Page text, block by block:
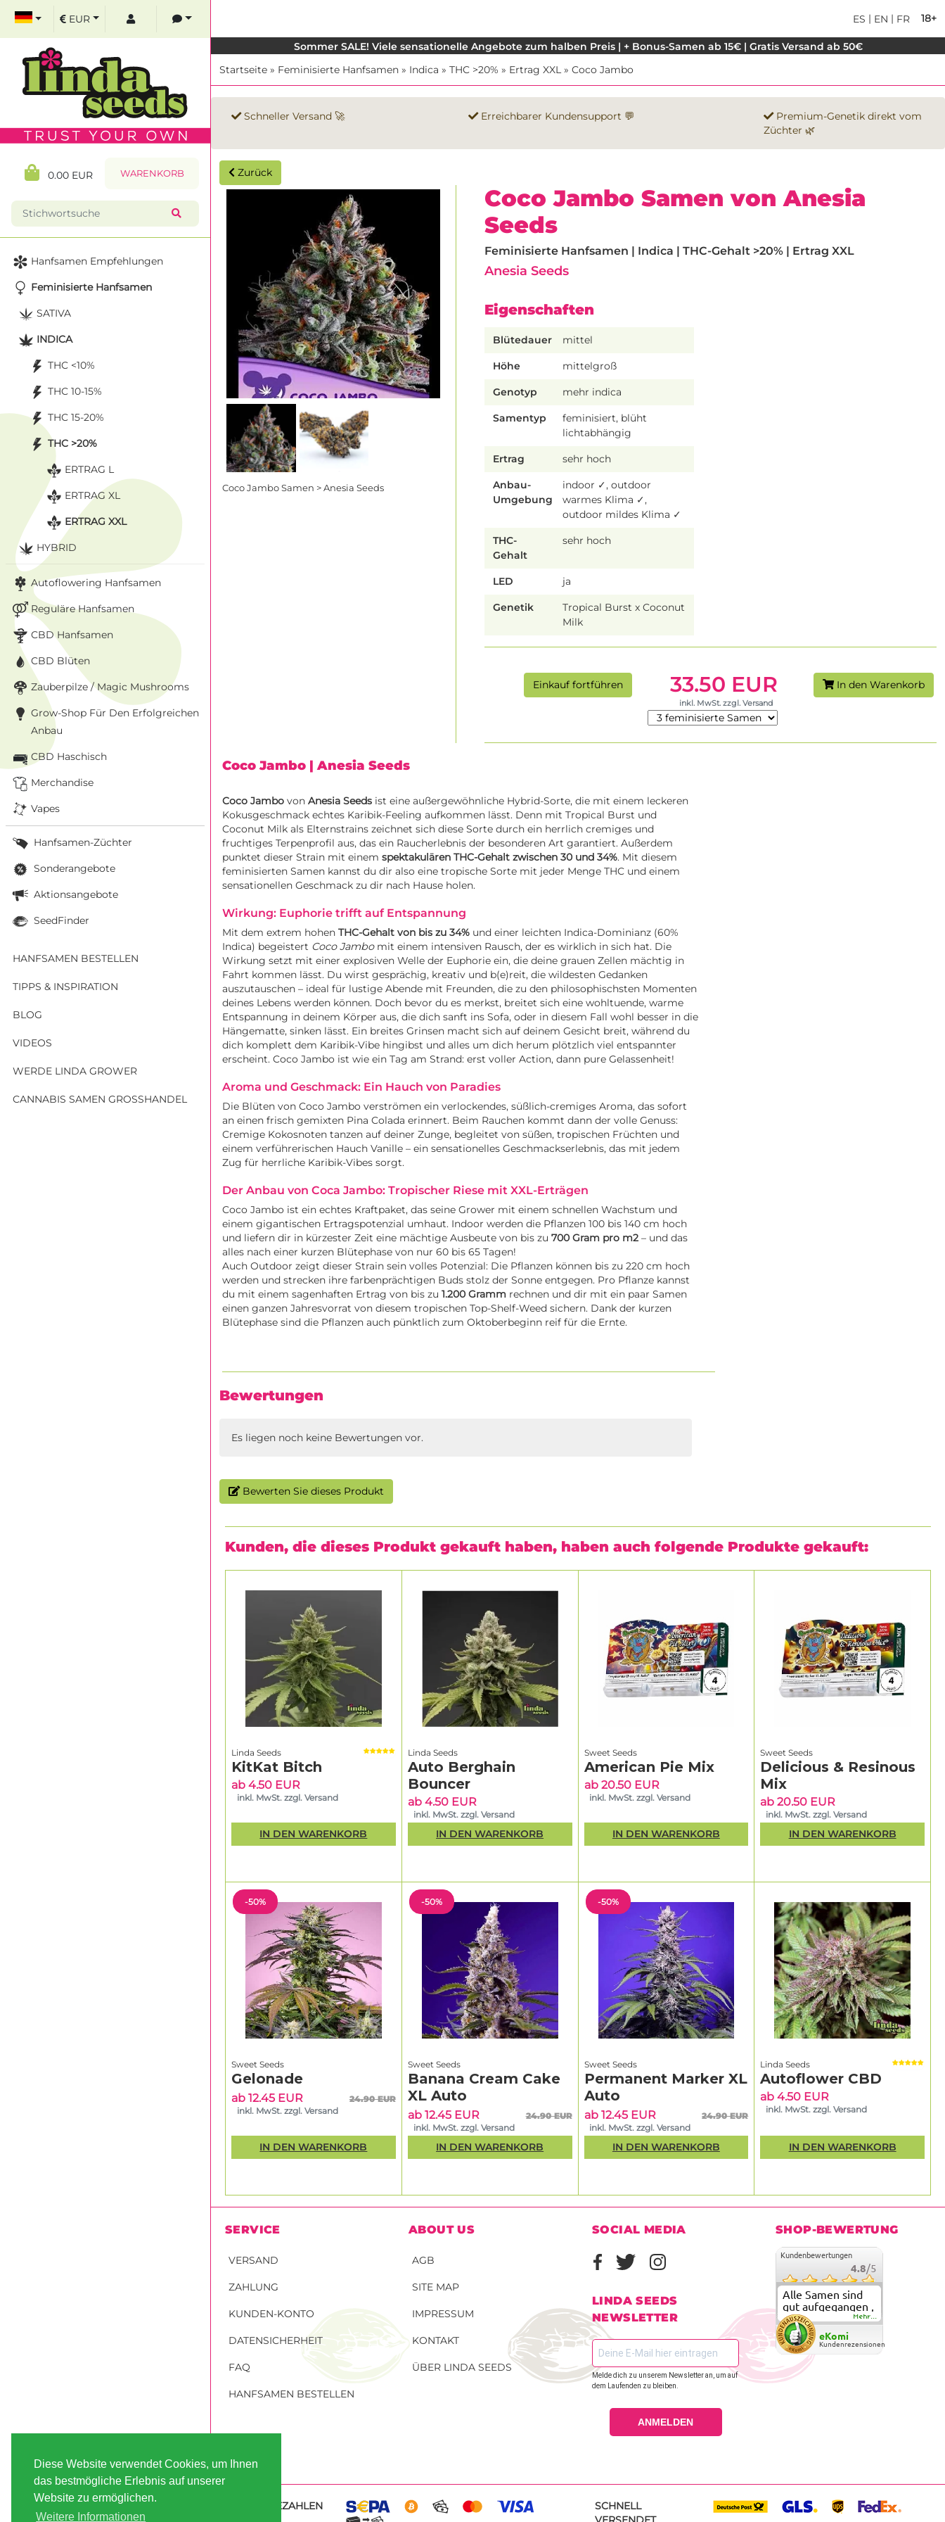
Diese Website verwendet Cookies, um Ihnen
das bestmögliche Erlebnis auf unserer
Website zu ermöglichen.
Weitere Informationen
18+
ES | EN | FR
Sommer SALE! Viele sensationelle Angebote zum halben Preis | + Bonus-Samen ab 15€ | Gratis Versand ab 50€
Startseite » Feminisierte Hanfsamen » Indica » THC >20% » Ertrag XXL » Coco Jambo
Schneller Versand 🚀 Erreichbarer Kundensupport 💬
Premium-Genetik direkt vom
Züchter 🌿
Zurück
Coco Jambo Samen > Anesia Seeds
Coco Jambo Samen von Anesia
Seeds
Feminisierte Hanfsamen | Indica | THC-Gehalt >20% | Ertrag XXL
Anesia Seeds
Eigenschaften
Blütedauer mittel
Höhe mittelgroß
Genotyp mehr indica
Samentyp
feminisiert, blüht
lichtabhängig
Ertrag sehr hoch
Anbau-
Umgebung
indoor ✓, outdoor
warmes Klima ✓,
outdoor mildes Klima ✓
THC-
Gehalt
sehr hoch
LED ja
Genetik
Tropical Burst x Coconut
Milk
Einkauf fortführen 33.50 EUR
inkl. MwSt. zzgl. Versand
In den Warenkorb
Coco Jambo | Anesia Seeds
Coco Jambo von Anesia Seeds ist eine außergewöhnliche Hybrid-Sorte, die mit einem leckeren
Kokusgeschmack echtes Karibik-Feeling aufkommen lässt. Denn mit Tropical Burst und
Coconut Milk als Elternstrains zeichnet sich diese Sorte durch ein herrlich cremiges und
fruchtiges Terpenprofil aus, das ein Raucherlebnis der besonderen Art garantiert. Außerdem
punktet dieser Strain mit einem spektakulären THC-Gehalt zwischen 30 und 34%. Mit diesem
feminisierten Samen kannst du dir also eine tropische Sorte mit jeder Menge THC und einem
sensationellen Geschmack zu dir nach Hause holen.
Wirkung: Euphorie trifft auf Entspannung
Mit dem extrem hohen THC-Gehalt von bis zu 34% und einer leichten Indica-Dominianz (60%
Indica) begeistert Coco Jambomit einem intensiven Rausch, der es wirklich in sich hat. Die
Wirkung setzt mit einer explosiven Welle der Euphorie ein, die deine grauen Zellen mächtig in
Fahrt kommen lässt. Du wirst gesprächig, kreativ und b(e)reit, die wildesten Gedanken
auszutauschen – ideal für lustige Abende mit Freunden, die zu den philosophischsten Momenten
deines Lebens werden können. Doch bevor du es merkst, breitet sich eine wohltuende, warme
Entspannung in deinem Körper aus, die dich sanft ins Sofa, oder in diesem Fall wohl besser in die
Hängematte, sinken lässt. Ein breites Grinsen macht sich auf deinem Gesicht breit, während du
dich komplett dem Karibik-Vibe hingibst und alles um dich herum plötzlich viel entspannter
erscheint. Coco Jambo ist wie ein Tag am Strand: erst voller Action, dann pure Gelassenheit!
Aroma und Geschmack: Ein Hauch von Paradies
Die Blüten von Coco Jambo verströmen ein verlockendes, süßlich-cremiges Aroma, das sofort
an einen frisch gemixten Pina Colada erinnert. Beim Rauchen kommt dann der volle Genuss:
Cremige Kokosnoten tanzen auf deiner Zunge, begleitet von süßen, tropischen Früchten und
einem verführerischen Hauch Vanille – ein sensationelles Geschmackserlebnis, das mit jedem
Zug für herrliche Karibik-Vibes sorgt.
Der Anbau von Coca Jambo: Tropischer Riese mit XXL-Erträgen
Coco Jambo ist ein echtes Kraftpaket, das seine Grower mit einem schnellen Wachstum und
einem gigantischen Ertragspotenzial umhaut. Indoor werden die Pflanzen 100 bis 140 cm hoch
und liefern dir in kürzester Zeit eine mächtige Ausbeute von bis zu 700 Gram pro m2 – und das
alles nach einer kurzen Blütephase von nur 60 bis 65 Tagen!
Auch Outdoor zeigt dieser Strain sein volles Potenzial: Die Pflanzen können bis zu 220 cm hoch
werden und strecken ihre farbenprächtigen Buds stolz der Sonne entgegen. Pro Pflanze kannst
du mit einem sagenhaften Ertrag von bis zu 1.200 Gramm rechnen und dir mit ein paar Samen
einen ganzen Jahresvorrat von diesem tropischen Top-Shelf-Weed sichern. Dank der kurzen
Blütephase sind die Pflanzen auch pünktlich zum Oktoberbeginn reif für die Ernte.
Bewertungen
Es liegen noch keine Bewertungen vor.
Bewerten Sie dieses Produkt
Kunden, die dieses Produkt gekauft haben, haben auch folgende Produkte gekauft:
Linda Seeds
KitKat Bitch
ab 4.50 EUR
inkl. MwSt. zzgl. Versand
IN DEN WARENKORB
Linda Seeds
Auto Berghain
Bouncer
ab 4.50 EUR
inkl. MwSt. zzgl. Versand
IN DEN WARENKORB
Sweet Seeds
American Pie Mix
ab 20.50 EUR
inkl. MwSt. zzgl. Versand
IN DEN WARENKORB
Sweet Seeds
Delicious & Resinous
Mix
ab 20.50 EUR
inkl. MwSt. zzgl. Versand
IN DEN WARENKORB
-50%
Sweet Seeds
Gelonade
ab 12.45 EUR
24.90 EUR
inkl. MwSt. zzgl. Versand
IN DEN WARENKORB
-50%
Sweet Seeds
Banana Cream Cake
XL Auto
ab 12.45 EUR
24.90 EUR
inkl. MwSt. zzgl. Versand
IN DEN WARENKORB
-50%
Sweet Seeds
Permanent Marker XL
Auto
ab 12.45 EUR
24.90 EUR
inkl. MwSt. zzgl. Versand
IN DEN WARENKORB
Linda Seeds
Autoflower CBD
ab 4.50 EUR
inkl. MwSt. zzgl. Versand
IN DEN WARENKORB
SERVICE
VERSAND
ZAHLUNG
KUNDEN-KONTO
DATENSICHERHEIT
FAQ
HANFSAMEN BESTELLEN
ABOUT US
AGB
SITE MAP
IMPRESSUM
KONTAKT
ÜBER LINDA SEEDS
SOCIAL MEDIA
LINDA SEEDS
NEWSLETTER
Melde dich zu unserem Newsletter an, um auf
dem Laufenden zu bleiben.
ANMELDEN
SHOP-BEWERTUNG
Kundenbewertungen
4.8/5
Alle Samen sind
gut aufgegangen ,
meine ersten
grow versuche
sind alle geglückt.
Die Sorten und
Anbieter Vielfalt
überzeugen sehr .
Mehr...
eKomi
Kundenrezensionen
SICHER BEZAHLEN
SCHNELL
EUR
0.00 EUR WARENKORB
Hanfsamen Empfehlungen
Feminisierte Hanfsamen
SATIVA
INDICA
THC <10%
THC 10-15%
THC 15-20%
THC >20%
ERTRAG L
ERTRAG XL
ERTRAG XXL
HYBRID
Autoflowering Hanfsamen
Reguläre Hanfsamen
CBD Hanfsamen
CBD Blüten
Zauberpilze / Magic Mushrooms
Grow-Shop Für Den Erfolgreichen
Anbau
CBD Haschisch
Merchandise
Vapes
Hanfsamen-Züchter
Sonderangebote
Aktionsangebote
SeedFinder
HANFSAMEN BESTELLEN
TIPPS & INSPIRATION
BLOG
VIDEOS
WERDE LINDA GROWER
CANNABIS SAMEN GROSSHANDEL